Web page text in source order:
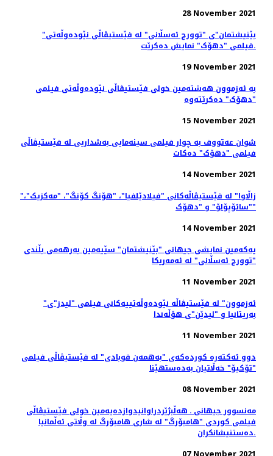
28 November 2021
"بێنیشتمان"ی "توورج ئەسڵانی" لە فێستیڤاڵی نێودەوڵەتی
فیلمی "دهۆک" نمایش ده‌کرێت.
19 November 2021
بە ئەزموون هەشتەمین خولی فێستیڤاڵی نێودەوڵەتی فیلمی
"دهۆک" دەکرێتەوە
15 November 2021
شوان عەتووف به چوار فیلمی سینەمایی بەشداریی لە فێستیڤاڵی
فیلمی "دهۆک" دەكات
14 November 2021
"زاڵاوا" لە فێستیڤاڵەکانی "فیلادێلفیا"، "هۆنگ کۆنگ"، "مەکزیک"،
"سائۆپۆلۆ" و "دهۆک"
14 November 2021
یەکەمین نمایشی جیهانی "بێنیشتمان" سێیەمین بەرهەمی بڵندی
"توورج ئەسڵانی" لە ئەمەریکا
11 November 2021
"ئەزموون" لە فێستیڤاڵە نێودەوڵەتییەکانی فیلمی "لیدز"ی
بەریتانیا و "لیدێن"ی هۆڵەندا
11 November 2021
دوو ئەکتەرە کوردەکەی "بەهمەن قوبادی" لە فێستیڤاڵی فیلمی
"تۆکیۆ" خەڵاتیان بەدەستهێنا
08 November 2021
مەنسوور جیهانی ـ هه‌ڵبژێردراوانیدوازدەیەمین خولی فێستیڤاڵی
فیلمی کوردی "هامبۆرگ" لە شاری هامبۆرگ لە وڵاتی ئەڵمانیا
ده‌ستنیشانکران.